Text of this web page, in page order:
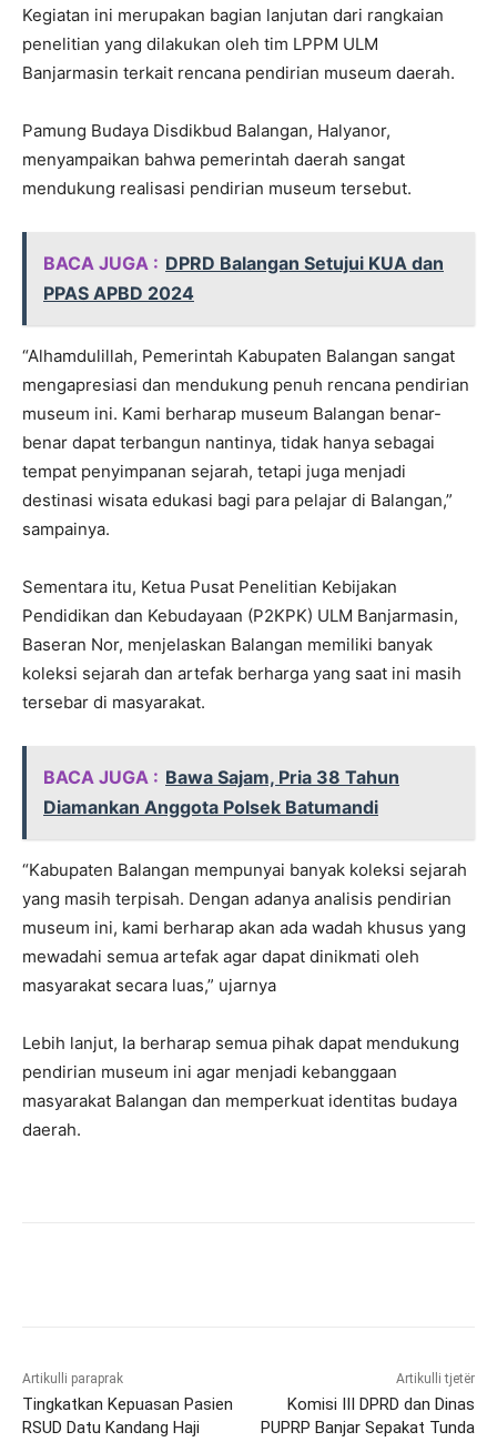
Kegiatan ini merupakan bagian lanjutan dari rangkaian
penelitian yang dilakukan oleh tim LPPM ULM
Banjarmasin terkait rencana pendirian museum daerah.
Pamung Budaya Disdikbud Balangan, Halyanor,
menyampaikan bahwa pemerintah daerah sangat
mendukung realisasi pendirian museum tersebut.
BACA JUGA : DPRD Balangan Setujui KUA dan
PPAS APBD 2024
“Alhamdulillah, Pemerintah Kabupaten Balangan sangat
mengapresiasi dan mendukung penuh rencana pendirian
museum ini. Kami berharap museum Balangan benar-
benar dapat terbangun nantinya, tidak hanya sebagai
tempat penyimpanan sejarah, tetapi juga menjadi
destinasi wisata edukasi bagi para pelajar di Balangan,”
sampainya.
Sementara itu, Ketua Pusat Penelitian Kebijakan
Pendidikan dan Kebudayaan (P2KPK) ULM Banjarmasin,
Baseran Nor, menjelaskan Balangan memiliki banyak
koleksi sejarah dan artefak berharga yang saat ini masih
tersebar di masyarakat.
BACA JUGA : Bawa Sajam, Pria 38 Tahun
Diamankan Anggota Polsek Batumandi
“Kabupaten Balangan mempunyai banyak koleksi sejarah
yang masih terpisah. Dengan adanya analisis pendirian
museum ini, kami berharap akan ada wadah khusus yang
mewadahi semua artefak agar dapat dinikmati oleh
masyarakat secara luas,” ujarnya
Lebih lanjut, Ia berharap semua pihak dapat mendukung
pendirian museum ini agar menjadi kebanggaan
masyarakat Balangan dan memperkuat identitas budaya
daerah.
Artikulli paraprak
Tingkatkan Kepuasan Pasien
RSUD Datu Kandang Haji
Artikulli tjetër
Komisi III DPRD dan Dinas
PUPRP Banjar Sepakat Tunda